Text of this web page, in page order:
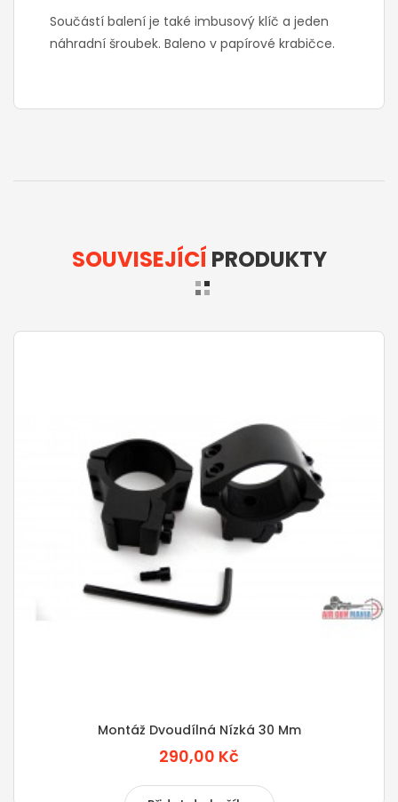
Součástí balení je také imbusový klíč a jeden
náhradní šroubek. Baleno v papírové krabičce.
SOUVISEJÍCÍ PRODUKTY
Montáž Dvoudílná Nízká 30 Mm
290,00 Kč